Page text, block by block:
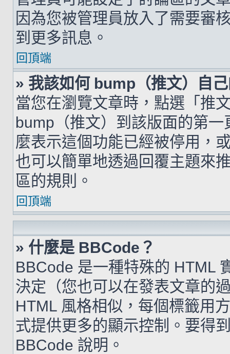
因為您被管理員放入了需要審
到更多訊息。
回頂端
» 我該如何 bump（推文）自
當您在瀏覽文章時，點選「推
bump（推文）到該版面的第
麼表示這個功能已經被停用，
也可以簡單地透過回覆主題來
區的規則。
回頂端
» 什麼是 BBCode？
BBCode 是一種特殊的 HTML
決定（您也可以在發表文章的
HTML 風格相似，每個標籤用
式提供更多的顯示控制。要得
BBCode 說明。